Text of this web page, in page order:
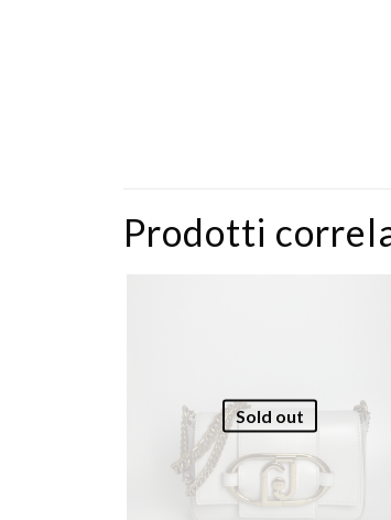
Prodotti
Sold out